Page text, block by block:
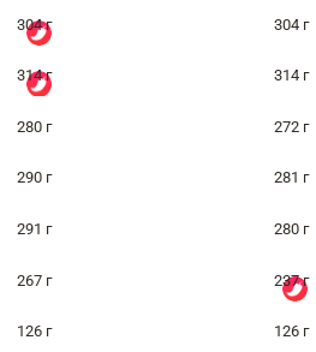
304 г 304 г
314 г 314 г
280 г 272 г
290 г 281 г
291 г 280 г
267 г 237 г
126 г 126 г